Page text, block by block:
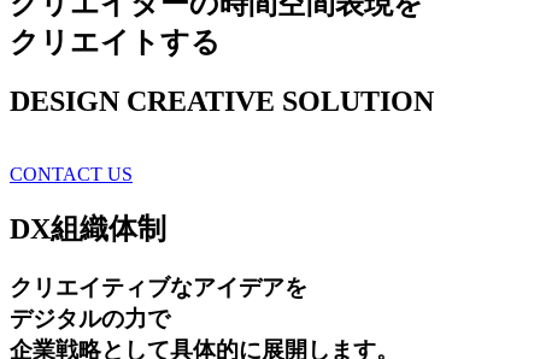
クリエイトする
DESIGN CREATIVE SOLUTION
CONTACT US
DX組織体制
クリエイティブなアイデアを
デジタルの力で
企業戦略として具体的に展開します。